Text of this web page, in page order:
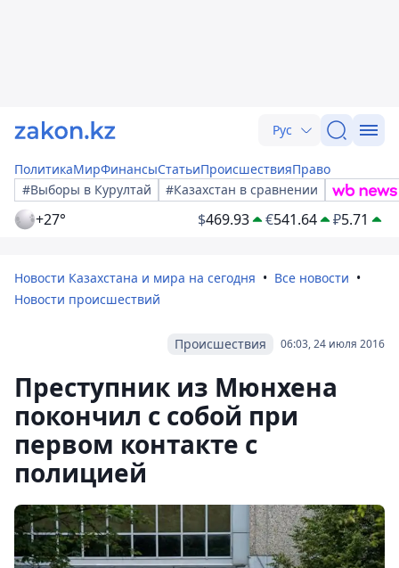
Рус
ПолитикаМирФинансыСтатьиПроисшествияПраво
#Выборы в Курултай
#Казахстан в сравнении
+27° $469.93 €541.64 ₽5.71
Новости Казахстана и мира на сегодня
Все новости
Новости происшествий
06:03, 24 июля 2016
Происшествия
Преступник из Мюнхена
покончил с собой при
первом контакте с
полицией